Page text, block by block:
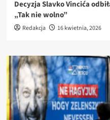
Decyzja Slavko Vincića
„Tak nie wolno”
Redakcja 16 kwietnia, 2026